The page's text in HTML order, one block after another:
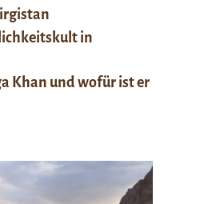
in
Khan und wofür ist er